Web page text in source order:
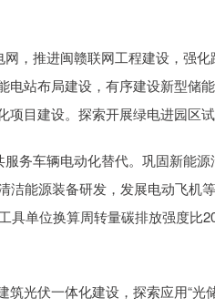
推进闽赣联网工程建设，强化
站布局建设，有序建设新型储
目建设。探索开展绿电进园区试
务车辆电动化替代。巩固新能源
能源装备研发，发展电动飞机
单位换算周转量碳排放强度比
伏一体化建设，探索应用“光储